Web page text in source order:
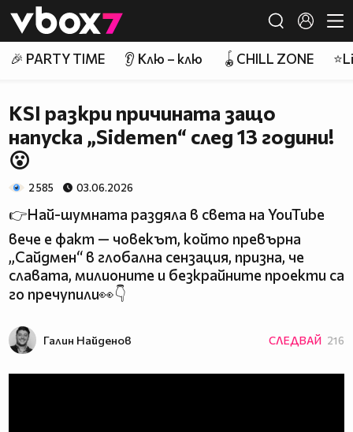
👾
🎉 PARTY TIME 👂 Клю – клю 🪀CHILL ZONE
KSI разкри причината защо
напуска „Sidemen“ след 13 години!
😮
2 585 03.06.2026
👉Най-шумната раздяла в света на YouTube
вече е факт — човекът, който превърна
„Сайдмен“ в глобална сензация, призна, че
славата, милионите и безкрайните проекти са
го пречупили👀👇
Галин Найденов СЛЕДВАЙ 216